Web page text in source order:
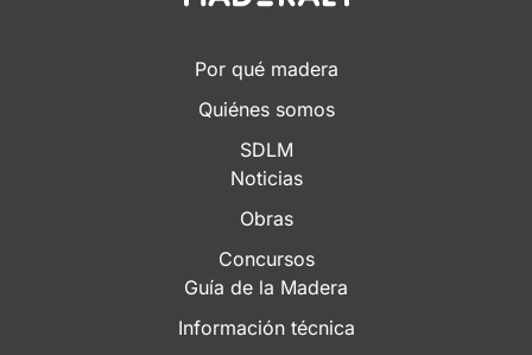
Por qué madera
Quiénes somos
SDLM
Noticias
Obras
Concursos
Guía de la Madera
Información técnica